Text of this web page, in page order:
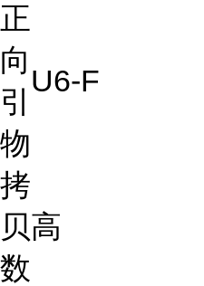
正
向
引
物
U6-F
拷
贝
数
高